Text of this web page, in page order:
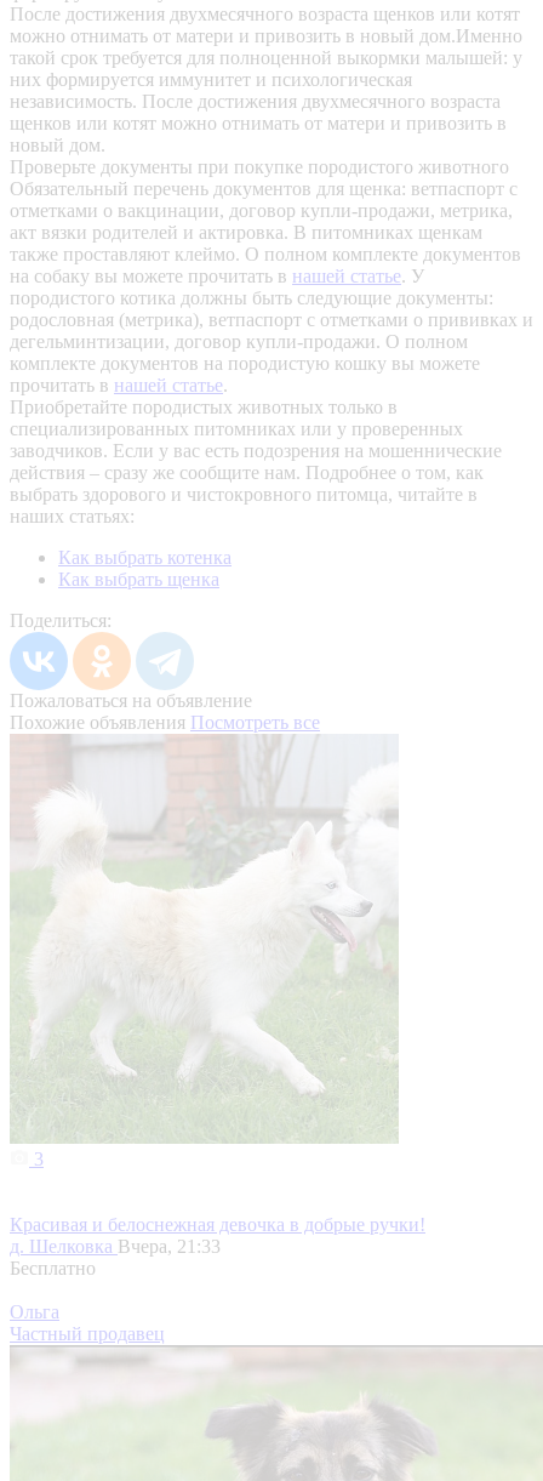
После достижения двухмесячного возраста щенков или котят
можно отнимать от матери и привозить в новый дом.Именно
такой срок требуется для полноценной выкормки малышей: у
них формируется иммунитет и психологическая
независимость. После достижения двухмесячного возраста
щенков или котят можно отнимать от матери и привозить в
новый дом.
Проверьте документы при покупке породистого животного
Обязательный перечень документов для щенка: ветпаспорт с
отметками о вакцинации, договор купли-продажи, метрика,
акт вязки родителей и актировка. В питомниках щенкам
также проставляют клеймо. О полном комплекте документов
на собаку вы можете прочитать в нашей статье. У
породистого котика должны быть следующие документы:
родословная (метрика), ветпаспорт с отметками о прививках и
дегельминтизации, договор купли-продажи. О полном
комплекте документов на породистую кошку вы можете
прочитать в нашей статье.
Приобретайте породистых животных только в
специализированных питомниках или у проверенных
заводчиков. Если у вас есть подозрения на мошеннические
действия – сразу же сообщите нам. Подробнее о том, как
выбрать здорового и чистокровного питомца, читайте в
наших статьях:
Как выбрать котенка
Как выбрать щенка
Поделиться:
Пожаловаться на объявление
Похожие объявления Посмотреть все
3
Красивая и белоснежная девочка в добрые ручки!
д. Шелковка Вчера, 21:33
Бесплатно
Ольга
Частный продавец